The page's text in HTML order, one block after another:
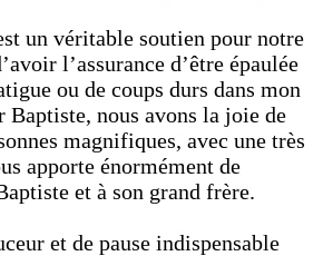
un véritable soutien pour notre
l’assurance d’être épaulée
ou de coups durs dans mon
Baptiste, nous avons la joie de
magnifiques, avec une très
apporte énormément de
et à son grand frère.
et de pause indispensable